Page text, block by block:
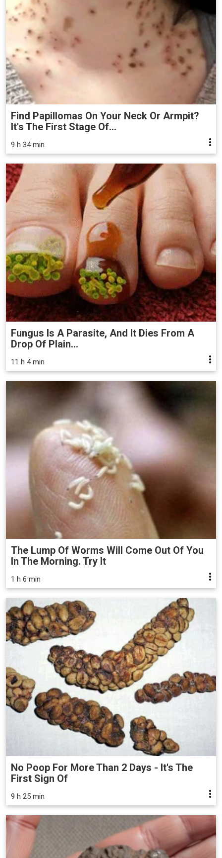
Find Papillomas On Your Neck Or Armpit?
It's The First Stage Of...
9 h 34 min
Fungus Is A Parasite, And It Dies From A
Drop Of Plain...
11 h 4 min
The Lump Of Worms Will Come Out Of You
In The Morning. Try It
1 h 6 min
No Poop For More Than 2 Days - It's The
First Sign Of
9 h 25 min